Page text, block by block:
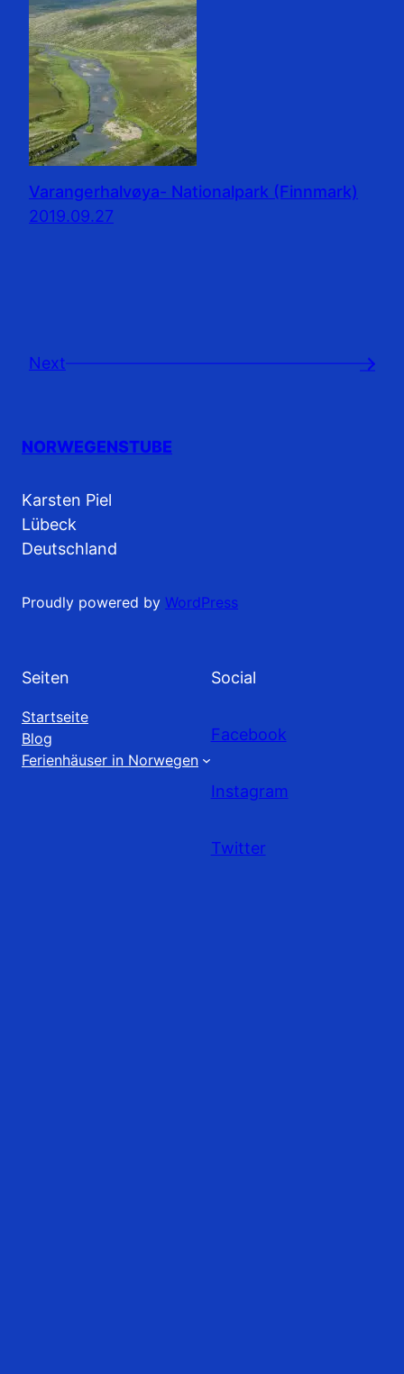
Varangerhalvøya- Nationalpark (Finnmark)
2019.09.27
Next →
NORWEGENSTUBE
Karsten Piel
Lübeck
Deutschland
Proudly powered by WordPress
Seiten
Startseite
Blog
Ferienhäuser in Norwegen
Social
Facebook
Instagram
Twitter